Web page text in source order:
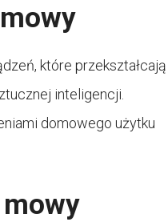
które przekształcają
inteligencji.
domowego użytku